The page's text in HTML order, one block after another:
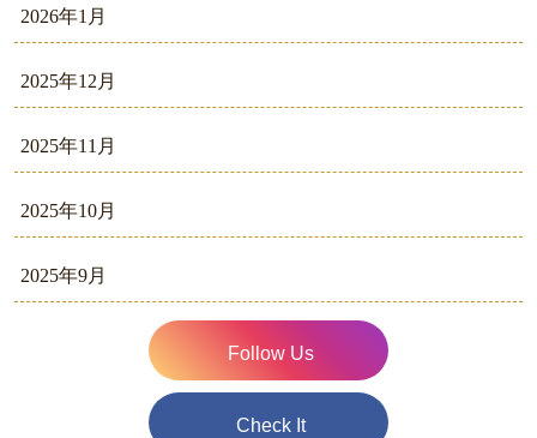
2026年1月
2025年12月
2025年11月
2025年10月
2025年9月
Follow Us
Check It